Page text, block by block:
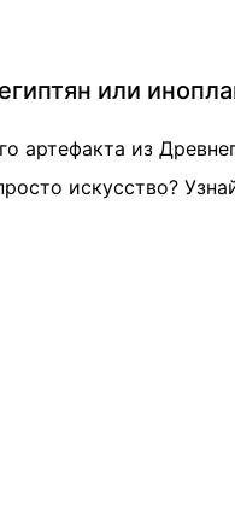
или
артефакта из
искусство?